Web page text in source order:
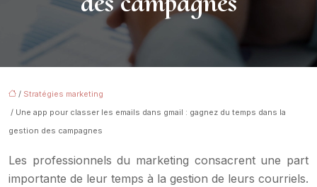
/ Stratégies marketing
/ Une app pour classer les emails dans gmail : gagnez du temps dans la
gestion des campagnes
Les professionnels du marketing consacrent une part
importante de leur temps à la gestion de leurs courriels.